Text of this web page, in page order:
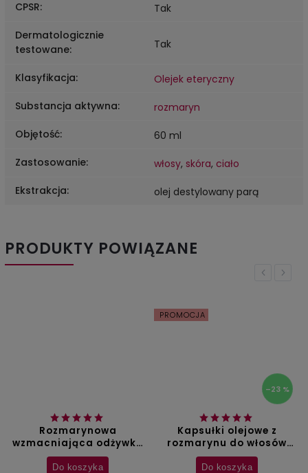
CPSR:
Tak
Dermatologicznie
testowane: Tak
Klasyfikacja:
Olejek eteryczny
Substancja aktywna:
rozmaryn
Objętość:
60 ml
Zastosowanie: włosy, skóra, ciało
Ekstrakcja: olej destylowany parą
PRODUKTY POWIĄZANE
Previous
Kapsułki olejowe z
rozmarynu do włosów
Aliver - 40 szt.
Do koszyka
Silikonowy masażer do
włosów Aliver
Do koszyka
Next